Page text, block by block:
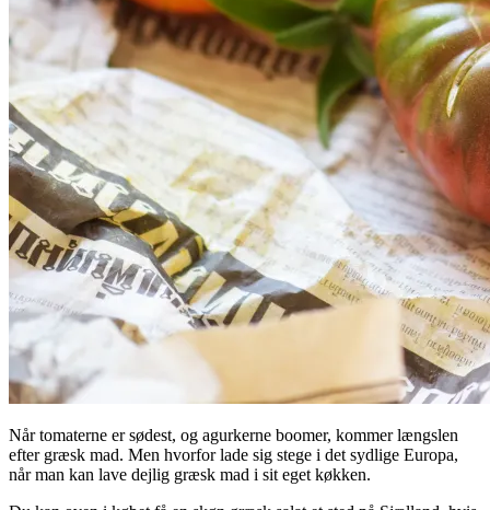
Når tomaterne er sødest, og agurkerne boomer, kommer længslen
efter græsk mad. Men hvorfor lade sig stege i det sydlige Europa,
når man kan lave dejlig græsk mad i sit eget køkken.